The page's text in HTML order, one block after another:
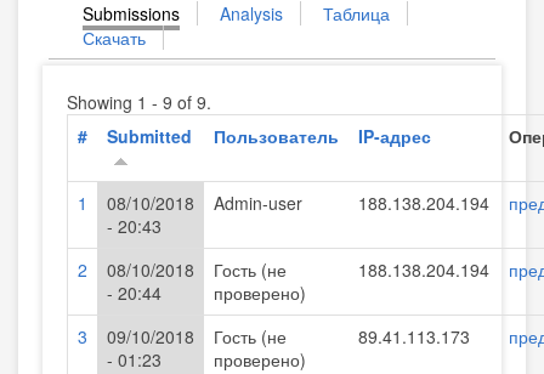
Вторичные вкладки
Submissions (активная вкладка)
Analysis
Таблица
Скачать
Showing 1 - 9 of 9.
#
Submitted Пользователь IP-адрес
1
08/10/2018
- 20:43
Admin-user 188.138.204.194
2
08/10/2018
- 20:44
Гость (не
проверено)
188.138.204.194
3
09/10/2018
- 01:23
Гость (не
проверено)
89.41.113.173